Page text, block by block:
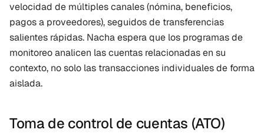
velocidad de múltiples canales (nómina, beneficios,
pagos a proveedores), seguidos de transferencias
salientes rápidas. Nacha espera que los programas de
monitoreo analicen las cuentas relacionadas en su
contexto, no solo las transacciones individuales de forma
aislada.
Toma de control de cuentas (ATO)